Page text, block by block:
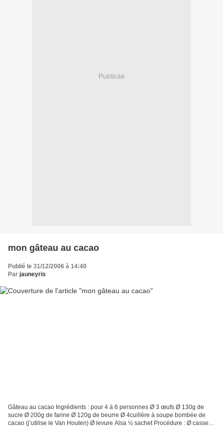
Publicité
mon gâteau au cacao
Publié le 31/12/2006 à 14:40
Par jauneyris
Gâteau au cacao Ingrédients : pour 4 à 6 personnes Ø 3 œufs Ø 130g de
sucre Ø 200g de farine Ø 120g de beurre Ø 4cuillère à soupe bombée de
cacao (j’utilise le Van Houten) Ø levure Alsa ½ sachet Procédure : Ø casser